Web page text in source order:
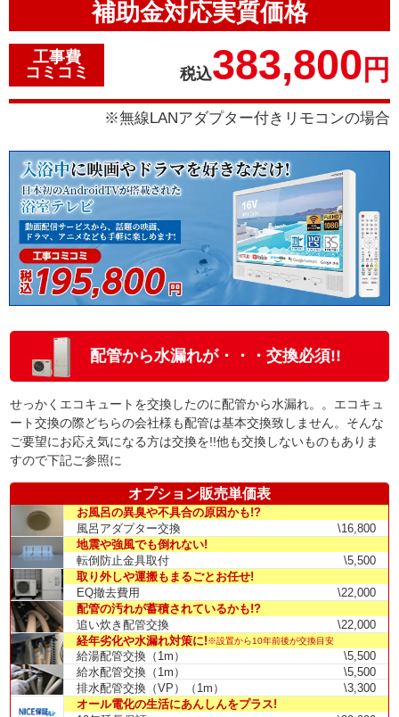
補助金対応実質価格
工事費
コミコミ
税込383,800 円
※無線LANアダプター付きリモコンの場合
配管から水漏れが・・・交換必須!!
せっかくエコキュートを交換したのに配管から水漏れ。。エコキュ
ート交換の際どちらの会社様も配管は基本交換致しません。そんな
ご要望にお応え気になる方は交換を!!他も交換しないものもありま
すので下記ご参照に
オプション販売単価表
お風呂の異臭や不具合の原因かも!?
風呂アダプター交換
\16,800
地震や強風でも倒れない!
転倒防止金具取付
\5,500
取り外しや運搬もまるごとお任せ!
EQ撤去費用
\22,000
配管の汚れが蓄積されているかも!?
追い炊き配管交換
\22,000
経年劣化や水漏れ対策に!※設置から10年前後が交換目安
給湯配管交換（1m）
\5,500
給水配管交換（1m）
\5,500
排水配管交換（VP）（1m）
\3,300
オール電化の生活にあんしんをプラス!